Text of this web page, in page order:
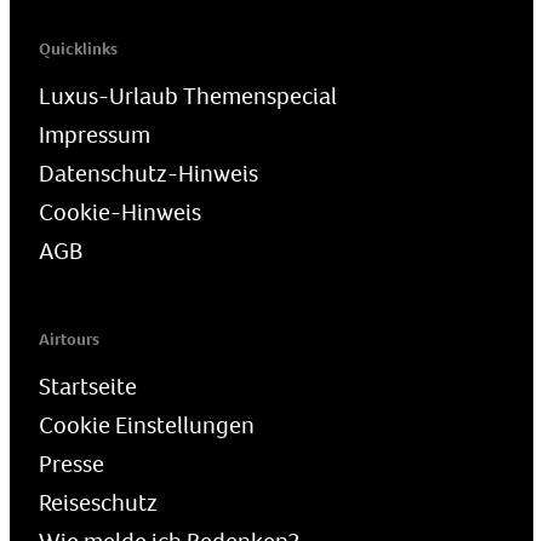
Quicklinks
Luxus-Urlaub Themenspecial
Impressum
Datenschutz-Hinweis
Cookie-Hinweis
AGB
Airtours
Startseite
Cookie Einstellungen
Presse
Reiseschutz